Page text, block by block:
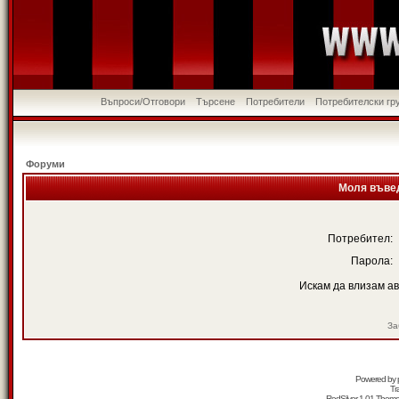
Въпроси/Отговори Търсене Потребители Потребителски
Форуми
Моля
Потребител:
Парола:
Искам да влизам
Powered by